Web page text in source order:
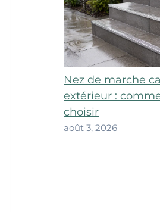
Nez de marche
extérieur :
choisir
août 3, 2026